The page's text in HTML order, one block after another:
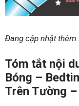
Đang cập nhật
Tóm tắt nội
Bóng –
Trên Tường